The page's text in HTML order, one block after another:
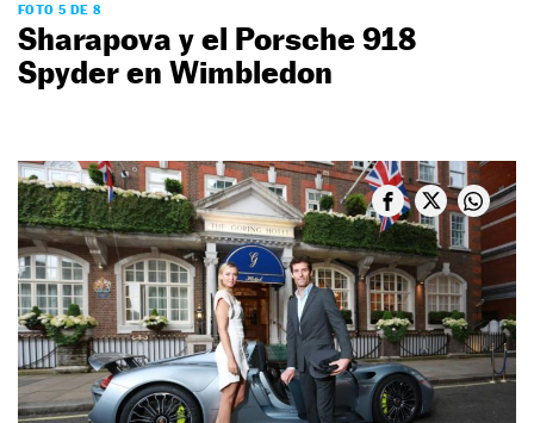
FOTO 5 DE 8
Sharapova y el Porsche 918
Spyder en Wimbledon